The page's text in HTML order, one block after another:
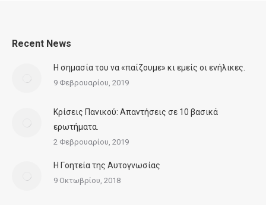
Recent News
Η σημασία του να «παίζουμε» κι εμείς οι ενήλικες.
9 Φεβρουαρίου, 2019
Κρίσεις Πανικού: Απαντήσεις σε 10 βασικά
ερωτήματα.
2 Φεβρουαρίου, 2019
Η Γoητεία της Αυτογνωσίας
9 Οκτωβρίου, 2018